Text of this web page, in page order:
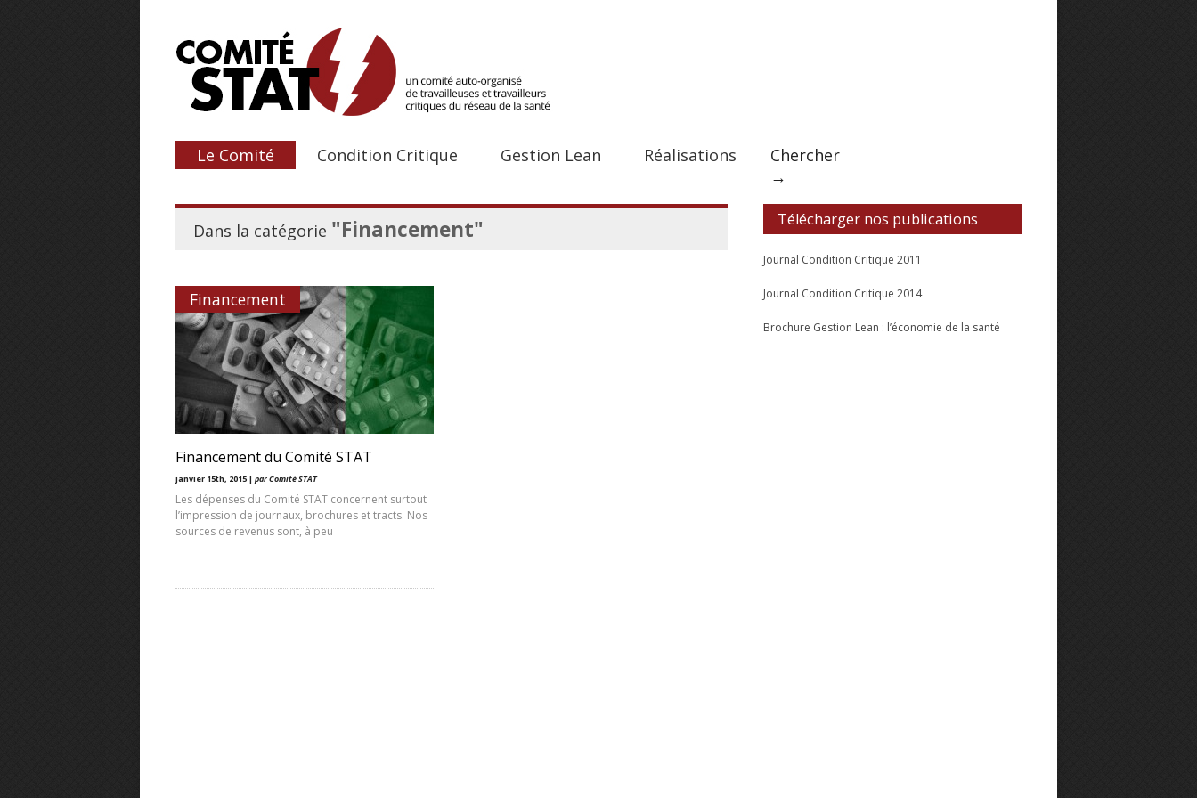
Le Comité Condition Critique Gestion Lean Réalisations
Chercher
→
Dans la catégorie "Financement"
Financement
Financement du Comité STAT
janvier 15th, 2015 | par Comité STAT
Les dépenses du Comité STAT concernent surtout
l’impression de journaux, brochures et tracts. Nos
sources de revenus sont, à peu
Télécharger nos publications
Journal Condition Critique 2011
Journal Condition Critique 2014
Brochure Gestion Lean : l’économie de la santé